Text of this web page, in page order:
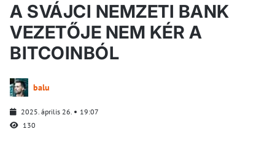
A SVÁJCI NEMZETI BANK
VEZETŐJE NEM KÉR A
BITCOINBÓL
balu
2025. április 26.
19:07
130